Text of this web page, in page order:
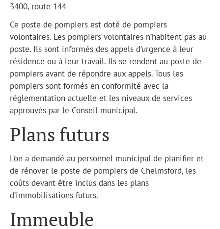
3400, route 144
Ce poste de pompiers est doté de pompiers
volontaires. Les pompiers volontaires n’habitent pas au
poste. Ils sont informés des appels d’urgence à leur
résidence ou à leur travail. Ils se rendent au poste de
pompiers avant de répondre aux appels. Tous les
pompiers sont formés en conformité avec la
réglementation actuelle et les niveaux de services
approuvés par le Conseil municipal.
Plans futurs
L’on a demandé au personnel municipal de planifier et
de rénover le poste de pompiers de Chelmsford, les
coûts devant être inclus dans les plans
d’immobilisations futurs.
Immeuble